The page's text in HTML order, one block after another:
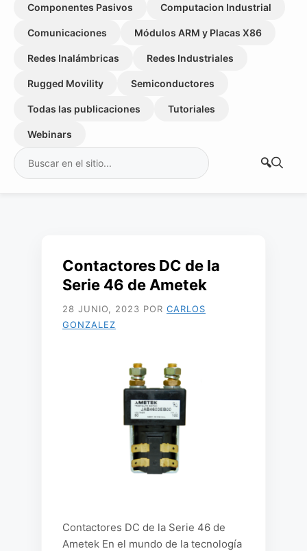
Componentes Pasivos Computacion Industrial
Comunicaciones Módulos ARM y Placas X86
Redes Inalámbricas Redes Industriales
Rugged Movility Semiconductores
Todas las publicaciones Tutoriales
Webinars
Buscar:
Contactores DC de la
Serie 46 de Ametek
28 JUNIO, 2023 POR CARLOS
GONZALEZ
Contactores DC de la Serie 46 de
Ametek En el mundo de la tecnología